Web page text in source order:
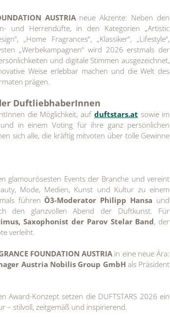
AUSTRIAneue Akzente: Neben den
und Herrendüfte, in den Kategorien „Artistic
„Home Fragrances“, „Klassiker“, „Lifestyle“,
„Werbekampagnen“ wird 2026 erstmals der
und digitale Stimmen ausgezeichnet,
Weise erlebbar machen und die Welt des
prägen.
DuftliebhaberInnen
die Möglichkeit, auf duftstars.at sowie im
in einem Voting für ihre ganz persönlichen
sich alle, die kräftig mitvoten über tolle Gewinne
glamourösesten Events der Branche und vereint
Mode, Medien, Kunst und Kultur zu einem
führen Ö3-Moderator Philipp Hansa und
den glanzvollen Abend der Duftkunst. Für
Saxophonist der Parov Stelar Band, der
verleiht.
FOUNDATION AUSTRIAin eine neue Ära:
Austria Nobilis Group GmbH als Präsident
Konzept setzen die DUFTSTARS 2026 ein
– stilvoll, zeitgemäß und inspirierend.